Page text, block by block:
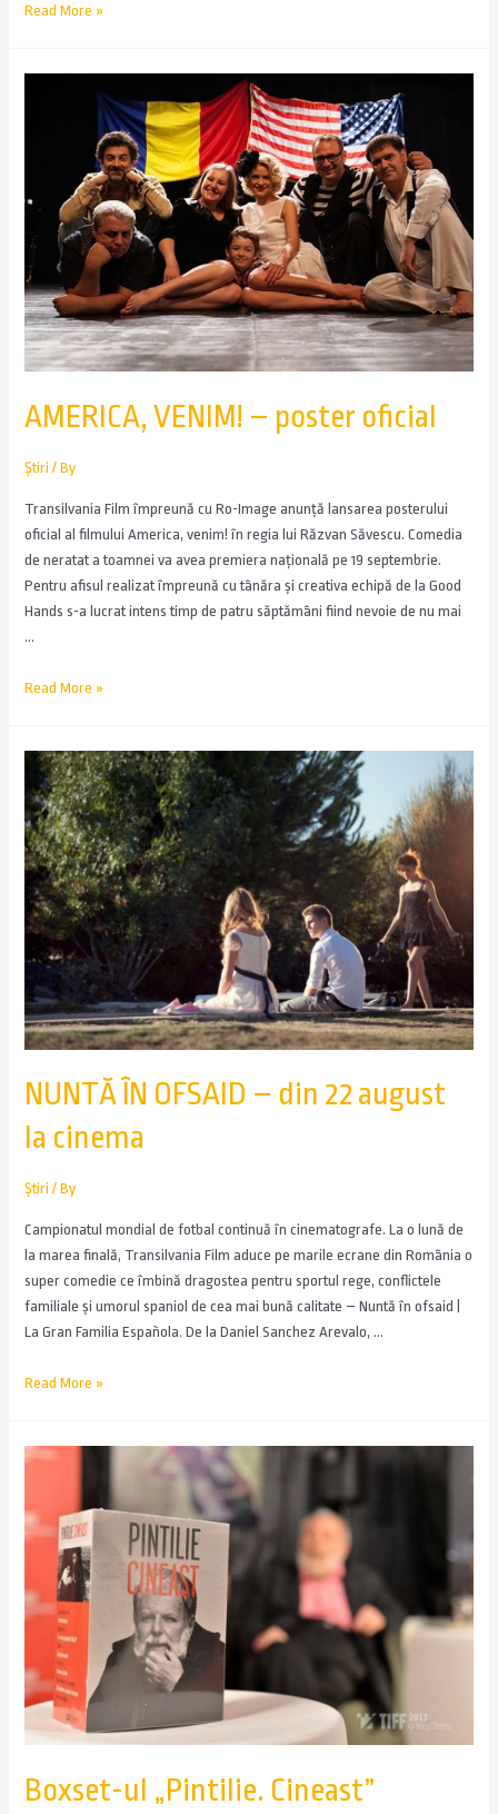
Read More »
AMERICA, VENIM! – poster oficial
Știri / By
Transilvania Film împreună cu Ro-Image anunță lansarea posterului
oficial al filmului America, venim! în regia lui Răzvan Săvescu. Comedia
de neratat a toamnei va avea premiera națională pe 19 septembrie.
Pentru afisul realizat împreună cu tânăra și creativa echipă de la Good
Hands s-a lucrat intens timp de patru săptămâni fiind nevoie de nu mai
…
Read More »
NUNTĂ ÎN OFSAID – din 22 august
la cinema
Știri / By
Campionatul mondial de fotbal continuă în cinematografe. La o lună de
la marea finală, Transilvania Film aduce pe marile ecrane din România o
super comedie ce îmbină dragostea pentru sportul rege, conflictele
familiale și umorul spaniol de cea mai bună calitate – Nuntă în ofsaid |
La Gran Familia Española. De la Daniel Sanchez Arevalo, …
Read More »
Boxset-ul „Pintilie. Cineast”